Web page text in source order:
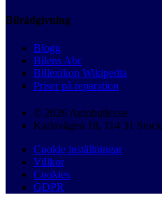
Bilrådgivning
Blogg
Bilens Abc
Billexikon Wikipedia
Priser på reparation
© 2026 Autobutler.se
Karlavägen 18, 114 31
Cookie inställningar
Villkor
Cookies
GDPR